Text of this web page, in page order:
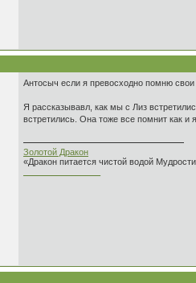
Антосыч если я превосходно помню
Я рассказывавл, как мы с Лиз
встретились. Она тоже все помнит как
Золотой Дракон
«Дракон питается чистой водой